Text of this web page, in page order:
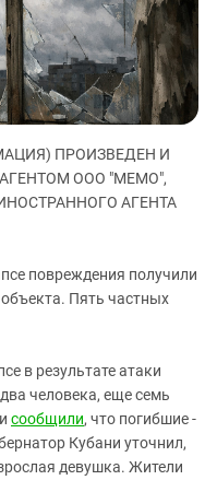
ЗА ПАЛЕСТИНУ
В ЧЕЧНЕ
АКТИВИСТОВ
И ПРОТЕСТЫ
ПРОИЗВЕДЕН И
ООО "МЕМО",
АГЕНТА
повреждения получили
Пять частных
в результате атаки
человека, еще семь
сообщили, что погибшие -
Кубани уточнил,
девушка. Жители